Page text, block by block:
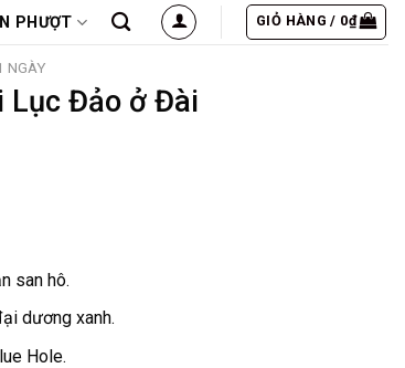
PHƯỢT GIỎ HÀNG / 0₫
NGÀY
Lục Đảo ở Đài
san hô.
dương xanh.
Hole.